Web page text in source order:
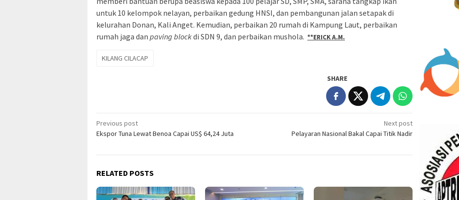
untuk 10 kelompok nelayan, perbaikan gedung HNSI, dan pembangunan jalan setapak di
kelurahan Donan, Kali Anget. Kemudian, perbaikan 20 rumah di Kampung Laut, perbaikan
rumah jaga dan paving blockdi SDN 9, dan perbaikan mushola. **ERICK A.M.
KILANG CILACAP
SHARE
Post
navigation
Previous post
Ekspor Tuna Lewat Benoa Capai US$ 64,24 Juta
Next post
Pelayaran Nasional Bakal Capai Titik Nadir
RELATED POSTS